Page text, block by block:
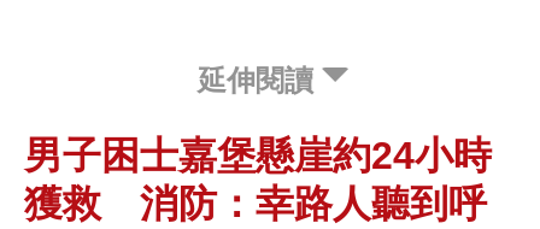
延伸閱讀
男子困士嘉堡懸崖約24小時
獲救 消防：幸路人聽到呼